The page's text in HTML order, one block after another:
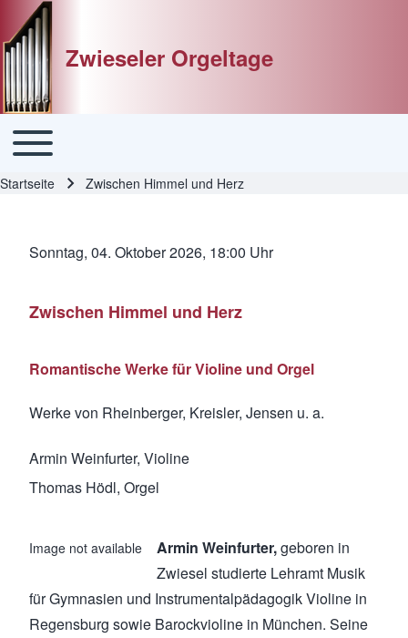
Zwieseler Orgeltage
Hauptnavigation
Toggle main menu
Startseite Zwischen Himmel und Herz
Sonntag, 04. Oktober 2026, 18:00 Uhr
Zwischen Himmel und Herz
Romantische Werke für Violine und Orgel
Werke von Rheinberger, Kreisler, Jensen u. a.
Armin Weinfurter, Violine
Thomas Hödl, Orgel
Image not available Armin Weinfurter,geboren in
Zwiesel studierte Lehramt Musik
für Gymnasien und Instrumentalpädagogik Violine in
Regensburg sowie Barockvioline in München. Seine